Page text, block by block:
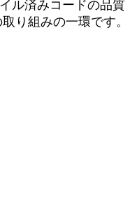
ル済みコードの品質
り組みの一環です。